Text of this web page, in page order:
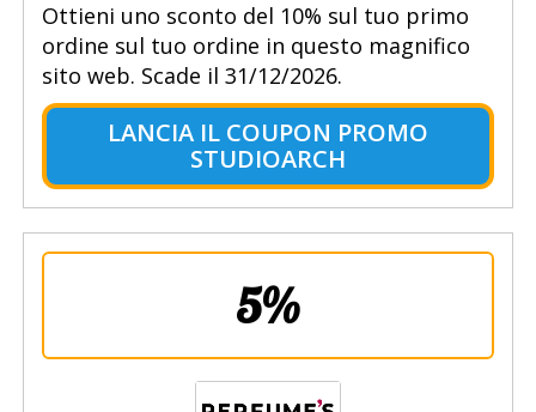
Ottieni uno sconto del 10% sul tuo primo
ordine sul tuo ordine in questo magnifico
sito web. Scade il 31/12/2026.
LANCIA IL COUPON PROMO
STUDIOARCH
5%